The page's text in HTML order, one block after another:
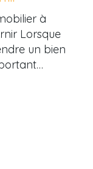
à
Lorsque
un bien